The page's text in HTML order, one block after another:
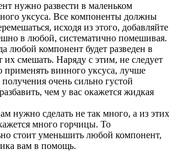
нужно развести в маленьком
уксуса. Все компоненты должны
исходя из этого, добавляйте
в любой, систематично помешивая.
любой компонент будет разведен в
их смешать. Наряду с этим, не следует
применять винного уксуса, лучше
очень сильно густой
чем у вас окажется жидкая
нужно сделать не так много, а из этих
много горчицы. То
стоит уменьшить любой компонент,
вам в помощь.